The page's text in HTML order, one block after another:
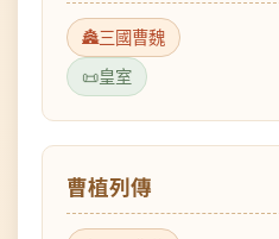
皇室
曹植列傳
三國曹魏
皇室